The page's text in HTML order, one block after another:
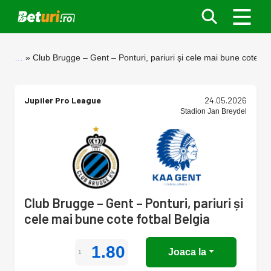
Club Brugge – Gent – Ponturi, pariuri și cele mai bune cote
Jupiler Pro League 24.05.2026
Stadion Jan Breydel
Club Brugge – Gent – Ponturi, pariuri și
cele mai bune cote fotbal Belgia
1 1.80 Joaca la